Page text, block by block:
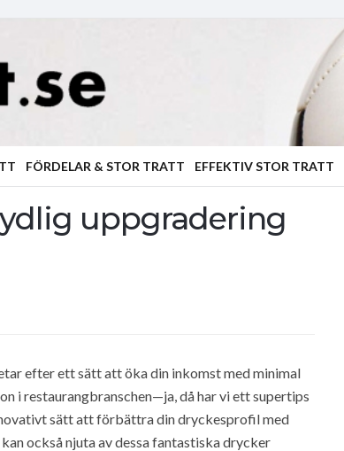
FÖRDELAR & STOR TRATT EFFEKTIV STOR TRATT
uppgradering
efter ett sätt att öka din inkomst med minimal
i restaurangbranschen—ja, då har vi ett supertips
sätt att förbättra din dryckesprofil med
också njuta av dessa fantastiska drycker